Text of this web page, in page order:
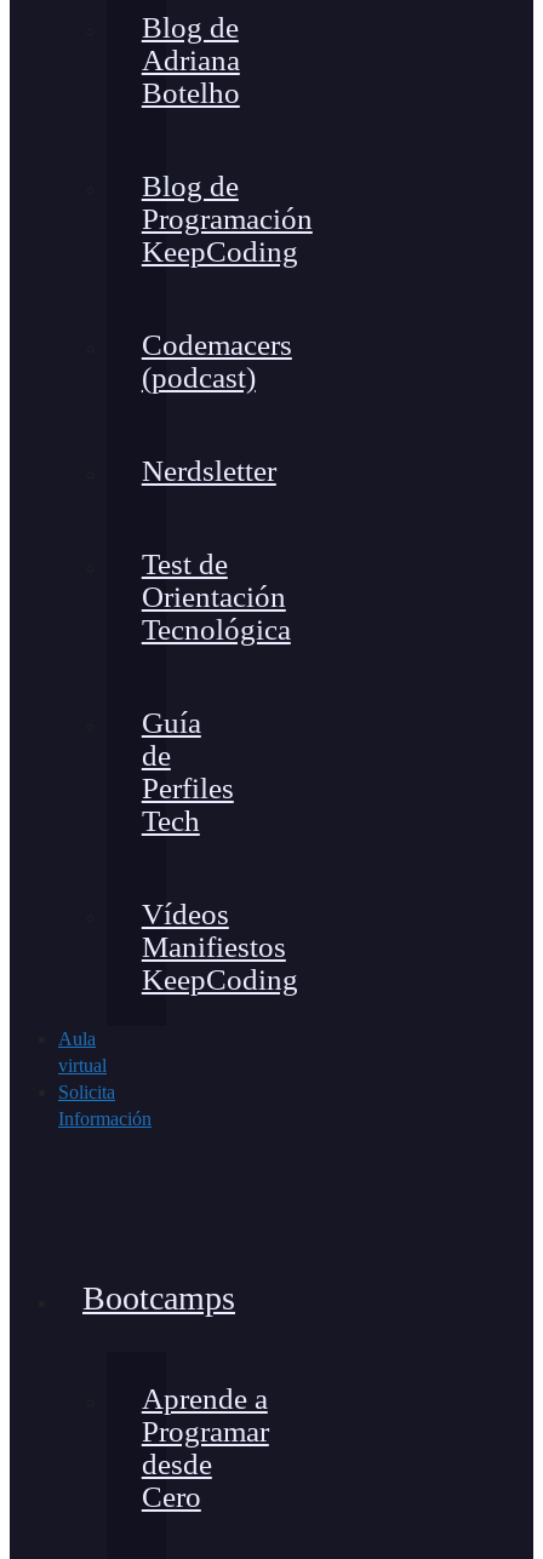
Blog de
Adriana
Botelho
Blog de
Programación
KeepCoding
Codemacers
(podcast)
Nerdsletter
Test de
Orientación
Tecnológica
Guía
de
Perfiles
Tech
Vídeos
Manifiestos
KeepCoding
Aula
virtual
Solicita
Información
Bootcamps
Aprende a
Programar
desde
Cero